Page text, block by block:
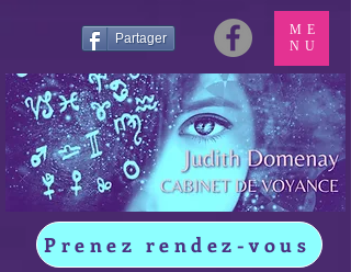
Partager
Prenez rendez-vous
ME
NU